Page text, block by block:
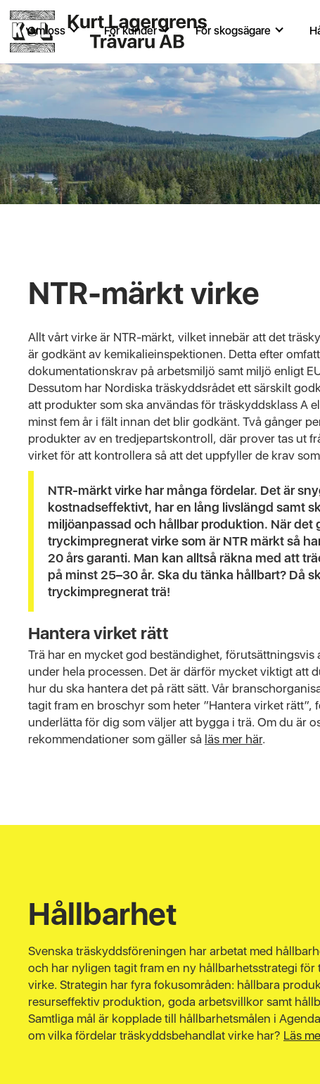
Om oss För kunder För skogsägare
NTR-märkt virke
Allt vårt virke är NTR-märkt, vilket innebär att det
är godkänt av kemikalieinspektionen. Detta efter
dokumentationskrav på arbetsmiljö samt miljö enligt
Dessutom har Nordiska träskyddsrådet ett särskilt
att produkter som ska användas för träskyddsklass A
minst fem år i fält innan det blir godkänt. Två gånger
produkter av en tredjepartskontroll, där prover tas ut
virket för att kontrollera så att det uppfyller de krav
NTR-märkt virke har många fördelar. Det är
kostnadseffektivt, har en lång livslängd samt
miljöanpassad och hållbar produktion. När det
tryckimpregnerat virke som är NTR märkt så
20 års garanti. Man kan alltså räkna med att
på minst 25–30 år. Ska du tänka hållbart? Då
tryckimpregnerat trä!
Hantera virket rätt
Trä har en mycket god beständighet, förutsättningsvis
under hela processen. Det är därför mycket viktigt att
hur du ska hantera det på rätt sätt. Vår
tagit fram en broschyr som heter ”Hantera virket rätt”,
underlätta för dig som väljer att bygga i trä. Om du är
rekommendationer som gäller så läs mer här.
Hållbarhet
Svenska träskyddsföreningen har arbetat med
och har nyligen tagit fram en ny hållbarhetsstrategi
virke. Strategin har fyra fokusområden: hållbara
resurseffektiv produktion, goda arbetsvillkor samt
Samtliga mål är kopplade till hållbarhetsmålen i
om vilka fördelar träskyddsbehandlat virke har? Läs